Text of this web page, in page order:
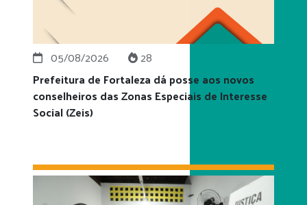
05/08/2026
28
Prefeitura de Fortaleza dá posse aos novos
conselheiros das Zonas Especiais de Interesse
Social (Zeis)